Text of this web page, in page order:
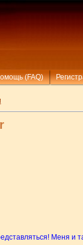
(FAQ)
Меня и